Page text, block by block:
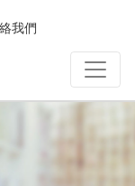
我們